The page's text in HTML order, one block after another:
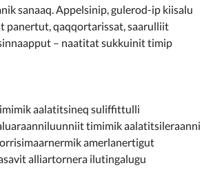
sanaaq. Appelsinip, gulerod-ip kiisalu
panertut, qaqqortarissat, saarulliit
– naatitat sukkuinit timip
aalatitsineq suliffittulli
timimik aalatitsileraanni
amerlanertigut
alliartornera ilutingalugu